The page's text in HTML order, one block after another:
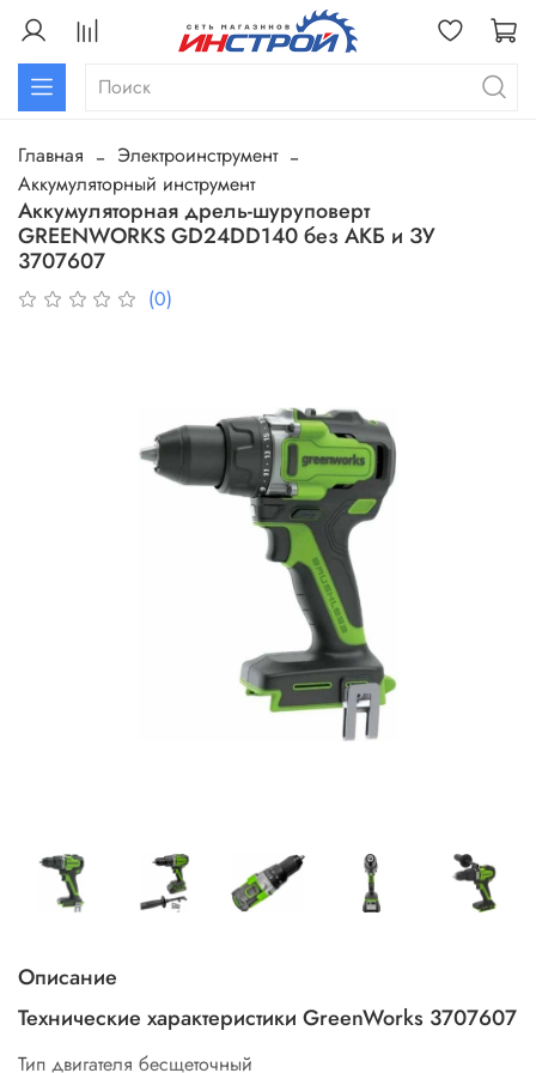
Главная
Электроинструмент
Аккумуляторный инструмент
Аккумуляторная дрель-шуруповерт
GREENWORKS GD24DD140 без АКБ и ЗУ
3707607
(0)
Описание
Технические характеристики GreenWorks 3707607
Тип двигателя бесщеточный